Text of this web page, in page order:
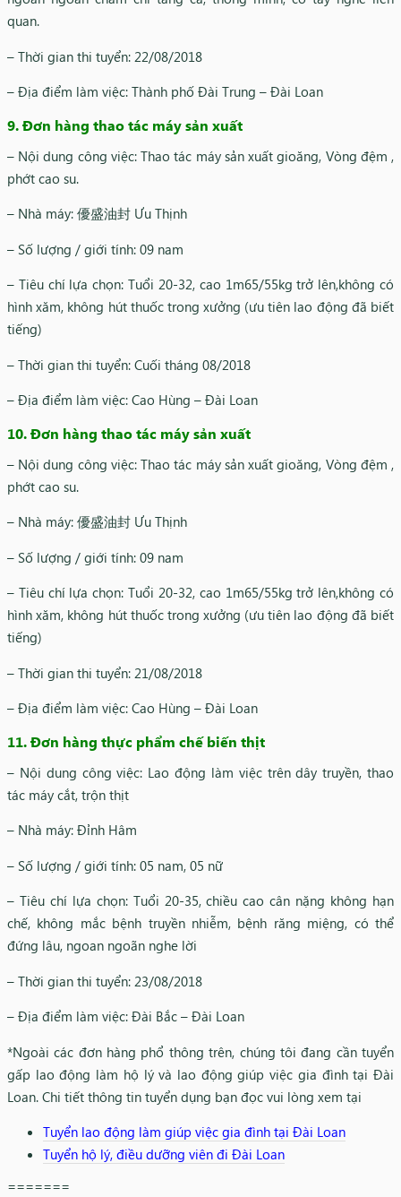
quan.
– Thời gian thi tuyển: 22/08/2018
– Địa điểm làm việc: Thành phố Đài Trung – Đài Loan
9. Đơn hàng thao tác máy sản xuất
– Nội dung công việc: Thao tác máy sản xuất gioăng, Vòng đệm ,
phớt cao su.
– Nhà máy: 優盛油封 Ưu Thịnh
– Số lượng / giới tính: 09 nam
– Tiêu chí lựa chọn: Tuổi 20-32, cao 1m65/55kg trở lên,không có
hình xăm, không hút thuốc trong xưởng (ưu tiên lao động đã biết
tiếng)
– Thời gian thi tuyển: Cuối tháng 08/2018
– Địa điểm làm việc: Cao Hùng – Đài Loan
10. Đơn hàng thao tác máy sản xuất
– Nội dung công việc: Thao tác máy sản xuất gioăng, Vòng đệm ,
phớt cao su.
– Nhà máy: 優盛油封 Ưu Thịnh
– Số lượng / giới tính: 09 nam
– Tiêu chí lựa chọn: Tuổi 20-32, cao 1m65/55kg trở lên,không có
hình xăm, không hút thuốc trong xưởng (ưu tiên lao động đã biết
tiếng)
– Thời gian thi tuyển: 21/08/2018
– Địa điểm làm việc: Cao Hùng – Đài Loan
11. Đơn hàng thực phẩm chế biến thịt
– Nội dung công việc: Lao động làm việc trên dây truyền, thao
tác máy cắt, trộn thịt
– Nhà máy: Đỉnh Hâm
– Số lượng / giới tính: 05 nam, 05 nữ
– Tiêu chí lựa chọn: Tuổi 20-35, chiều cao cân nặng không hạn
chế, không mắc bệnh truyền nhiễm, bệnh răng miệng, có thể
đứng lâu, ngoan ngoãn nghe lời
– Thời gian thi tuyển: 23/08/2018
– Địa điểm làm việc: Đài Bắc – Đài Loan
*Ngoài các đơn hàng phổ thông trên, chúng tôi đang cần tuyển
gấp lao động làm hộ lý và lao động giúp việc gia đình tại Đài
Loan. Chi tiết thông tin tuyển dụng bạn đọc vui lòng xem tại
Tuyển lao động làm giúp việc gia đình tại Đài Loan
Tuyển hộ lý, điều dưỡng viên đi Đài Loan
=======